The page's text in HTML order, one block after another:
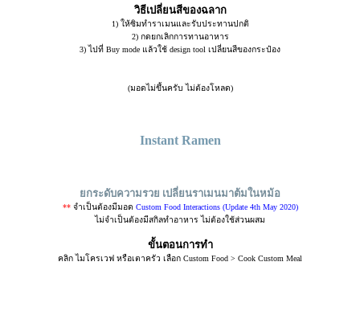
วิธีเปลี่ยนสีของฉลาก
1) ให้ซิมทำราเมนและรับประทานปกติ
2) กดยกเลิกการทานอาหาร
3) ไปที่ Buy mode แล้วใช้ design tool เปลี่ยนสีของกระป๋อง
(มอดไม่ขึ้นครับ ไม่ต้องโหลด)
Instant Ramen
ยกระดับความรวย เปลี่ยนราเมนมาต้มในหม้อ
**จำเป็นต้องมีมอด Custom Food Interactions (Update 4th May 2020)
ไม่จำเป็นต้องมีสกิลทำอาหาร ไม่ต้องใช้ส่วนผสม
ขั้นตอนการทำ
คลิก ไมโครเวฟ หรือเตาครัว เลือก Custom Food > Cook Custom Meal